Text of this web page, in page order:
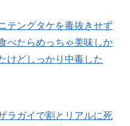
テングタケを毒抜きせず
べたらめっちゃ美味しか
けどしっかり中毒した
ラガイで割とリアルに死